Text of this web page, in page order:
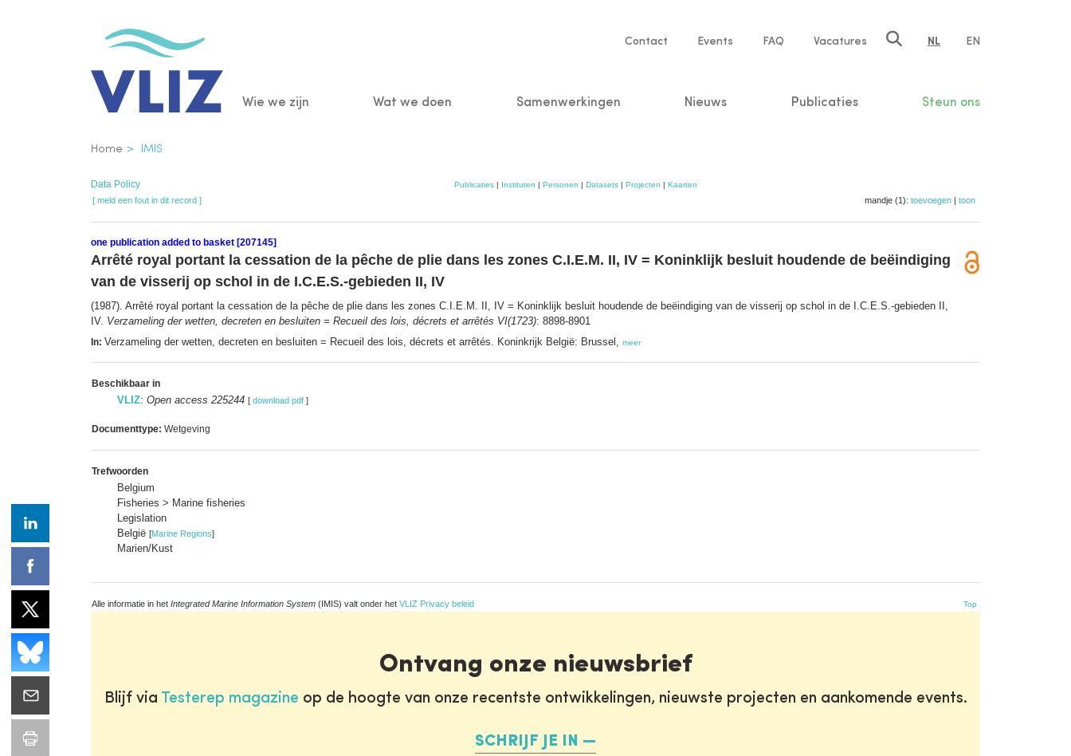
Service
Contact Events FAQ Vacatures NL EN
Main
Wie we zijn Wat we doen Samenwerkingen Nieuws Publicaties Steun ons
Kruimelpad
Home IMIS
Data Policy Publicaties| Instituten | Personen | Datasets| Projecten | Kaarten
[ meld een fout in dit record ] mandje (1): toevoegen | toon
one publication added to basket [207145]
Arrêté royal portant la cessation de la pêche de plie dans les zones C.I.E.M. II, IV = Koninklijk besluit houdende de beëindiging
van de visserij op schol in de I.C.E.S.-gebieden II, IV
(1987). Arrêté royal portant la cessation de la pêche de plie dans les zones C.I.E.M. II, IV = Koninklijk besluit houdende de beëindiging van de visserij op schol in de I.C.E.S.-gebieden II,
IV. Verzameling der wetten, decreten en besluiten = Recueil des lois, décrets et arrêtés VI(1723): 8898-8901
In: Verzameling der wetten, decreten en besluiten = Recueil des lois, décrets et arrêtés. Koninkrijk België: Brussel, meer
Beschikbaar in
VLIZ: Open access 225244 [ download pdf ]
Documenttype: Wetgeving
Trefwoorden
Belgium
Fisheries > Marine fisheries
Legislation
België [Marine Regions]
Marien/Kust
Alle informatie in het Integrated Marine Information System (IMIS) valt onder het VLIZ Privacy beleid Top
Ontvang onze nieuwsbrief
Blijf via Testerep magazine op de hoogte van onze recentste ontwikkelingen, nieuwste projecten en aankomende events.
SCHRIJF JE IN